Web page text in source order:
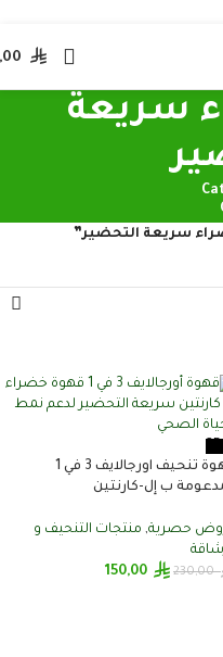
سريعة
سريعة التحضير”
قهوة تنحيف اورجالايف 3 في 1
ب إل-كارنتين
حصرية, منتجات التنحيف و
230,00
150,00